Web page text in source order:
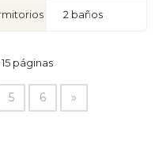
2 baños
páginas
5 6 »